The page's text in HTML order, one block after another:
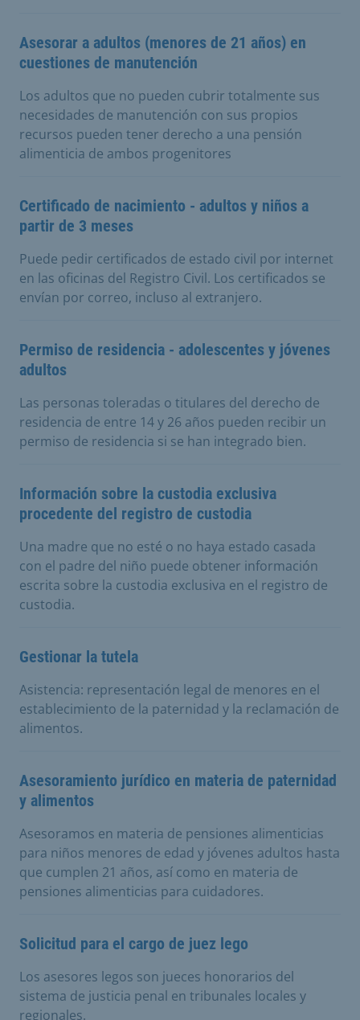
Asesorar a adultos (menores de 21 años) en
cuestiones de manutención
Los adultos que no pueden cubrir totalmente sus
necesidades de manutención con sus propios
recursos pueden tener derecho a una pensión
alimenticia de ambos progenitores
Certificado de nacimiento - adultos y niños a
partir de 3 meses
Puede pedir certificados de estado civil por internet
en las oficinas del Registro Civil. Los certificados se
envían por correo, incluso al extranjero.
Permiso de residencia - adolescentes y jóvenes
adultos
Las personas toleradas o titulares del derecho de
residencia de entre 14 y 26 años pueden recibir un
permiso de residencia si se han integrado bien.
Información sobre la custodia exclusiva
procedente del registro de custodia
Una madre que no esté o no haya estado casada
con el padre del niño puede obtener información
escrita sobre la custodia exclusiva en el registro de
custodia.
Gestionar la tutela
Asistencia: representación legal de menores en el
establecimiento de la paternidad y la reclamación de
alimentos.
Asesoramiento jurídico en materia de paternidad
y alimentos
Asesoramos en materia de pensiones alimenticias
para niños menores de edad y jóvenes adultos hasta
que cumplen 21 años, así como en materia de
pensiones alimenticias para cuidadores.
Solicitud para el cargo de juez lego
Los asesores legos son jueces honorarios del
sistema de justicia penal en tribunales locales y
regionales.